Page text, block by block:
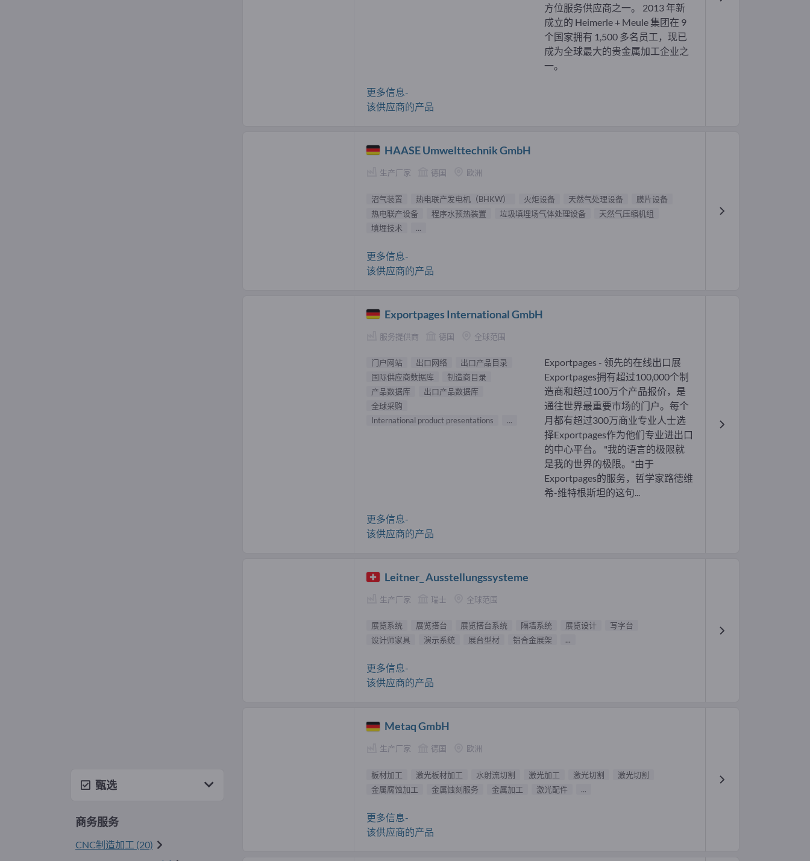
甄选
商务服务
CNC制造加工 (20)
方位服务供应商之一。 2013 年新
成立的 Heimerle + Meule 集团在 9
个国家拥有 1,500 多名员工，现已
成为全球最大的贵金属加工企业之
一。
更多信息-
该供应商的产品
HAASE Umwelttechnik GmbH
生产厂家 德国 欧洲
沼气装置 热电联产发电机（BHKW） 火炬设备 天然气处理设备
膜片设备
热电联产设备
程序水预热装置 垃圾填埋场气体处理设备
天然气压缩机组
填埋技术
...
更多信息-
该供应商的产品
Exportpages International GmbH
服务提供商 德国 全球范围
门户网站 出口网络
出口产品目录
国际供应商数据库
制造商目录
产品数据库
出口产品数据库
全球采购
International product presentations
...
Exportpages - 领先的在线出口展
Exportpages拥有超过100,000个制
造商和超过100万个产品报价，是
通往世界最重要市场的门户。每个
月都有超过300万商业专业人士选
择Exportpages作为他们专业进出口
的中心平台。 "我的语言的极限就
是我的世界的极限。"由于
Exportpages的服务，哲学家路德维
希-维特根斯坦的这句...
更多信息-
该供应商的产品
Leitner_ Ausstellungssysteme
生产厂家 瑞士 全球范围
展览系统 展览搭台 展览搭台系统 隔墙系统 展览设计
写字台
设计师家具
演示系统 展台型材 铝合金展架 ...
更多信息-
该供应商的产品
Metaq GmbH
生产厂家 德国 欧洲
板材加工 激光板材加工 水射流切割 激光加工 激光切割
激光切割
金属腐蚀加工
金属蚀刻服务 金属加工 激光配件 ...
更多信息-
该供应商的产品